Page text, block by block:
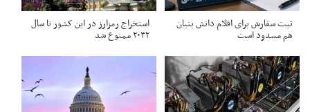
ثبت سفارش برای اقلام دانش بنیان
هم مسدود است
استخراج رمزارز در این کشور تا سال
۲۰۳۲ ممنوع شد